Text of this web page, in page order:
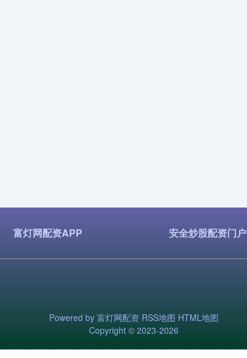
富灯网配资APP 安全炒股配资门户
Powered by 富灯网配资 RSS地图 HTML地图
Copyright © 2023-2026